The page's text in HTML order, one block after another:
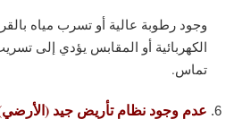
وجود رطوبة عالية أو تسرب مياه
الكهربائية أو المقابس يؤدي إلى
تماس.
عدم وجود نظام تأريض جيد